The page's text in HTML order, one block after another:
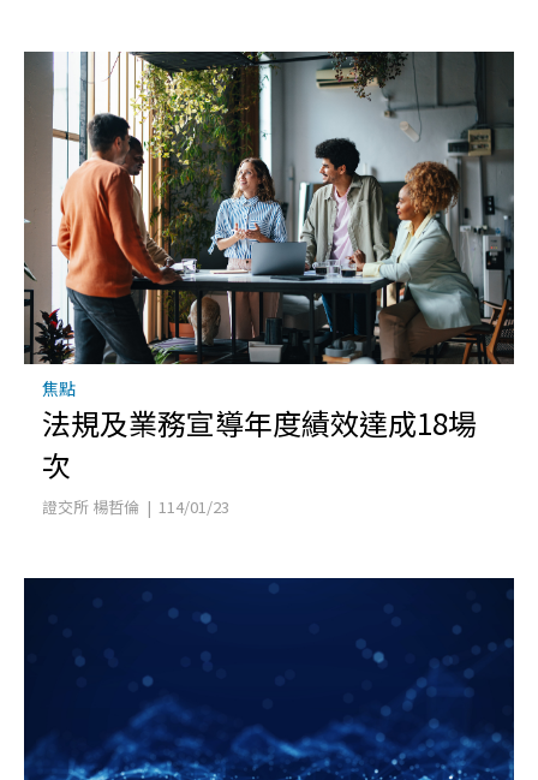
焦點
法規及業務宣導年度績效達成18場
次
證交所 楊哲倫 | 114/01/23